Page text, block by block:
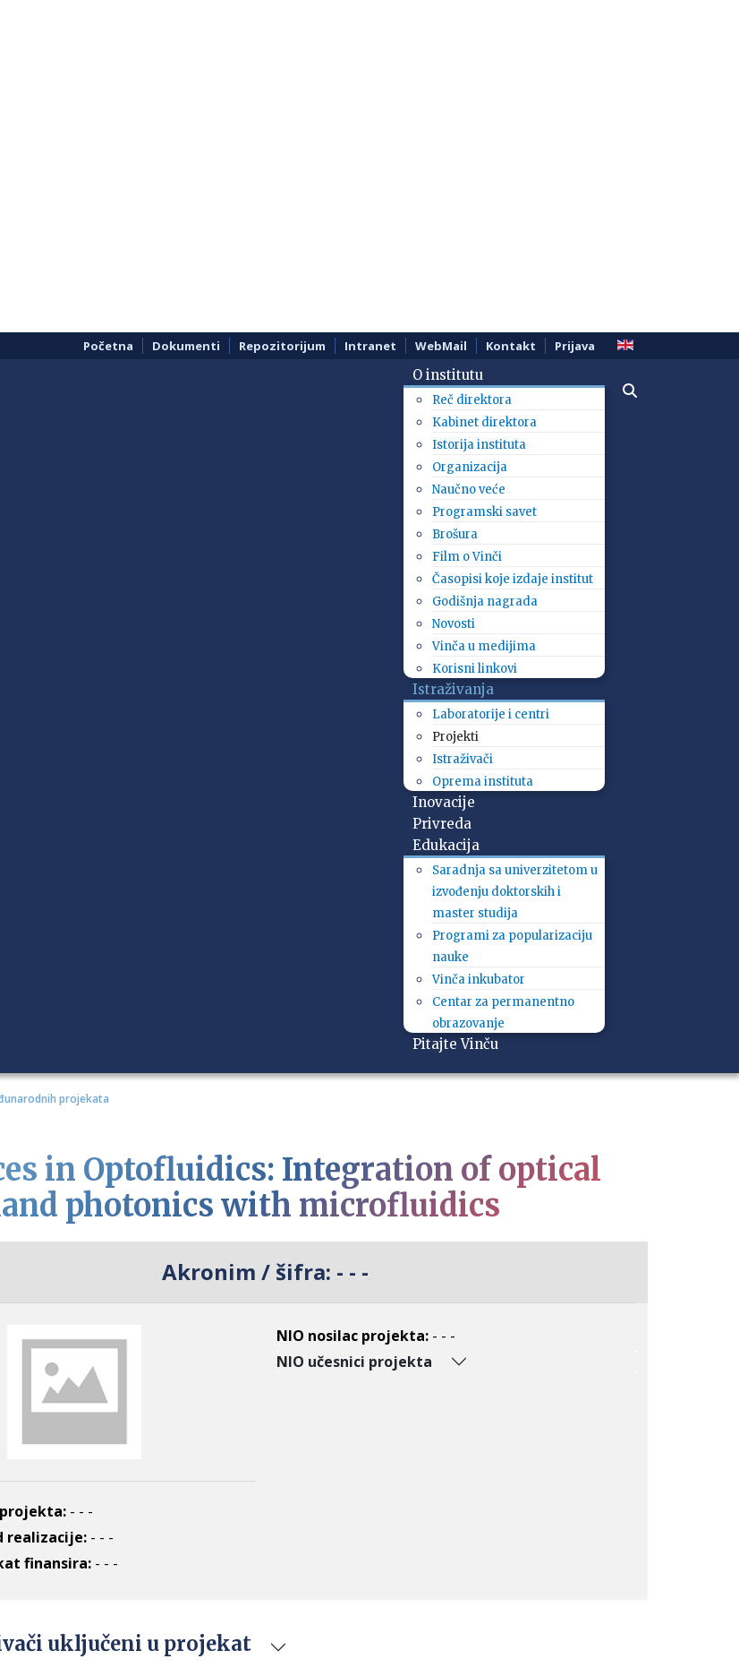
Početna Dokumenti Repozitorijum Intranet WebMail Kontakt Prijava
O institutu
Reč direktora
Kabinet direktora
Istorija instituta
Organizacija
Naučno veće
Programski savet
Brošura
Film o Vinči
Časopisi koje izdaje institut
Godišnja nagrada
Novosti
Vinča u medijima
Korisni linkovi
Istraživanja
Laboratorije i centri
Projekti
Istraživači
Oprema instituta
Inovacije
Privreda
Edukacija
Saradnja sa univerzitetom u
izvođenju doktorskih i
master studija
Programi za popularizaciju
nauke
Vinča inkubator
Centar za permanentno
obrazovanje
Pitajte Vinču
projekata
in Optofluidics: Integration of optical
photonics with microfluidics
Akronim / šifra: - - -
- - -
realizacije: - - -
finansira: - - -
NIO nosilac projekta: - - -
NIO učesnici projekta
uključeni u projekat